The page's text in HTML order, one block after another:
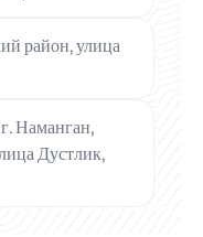
район, улица
Наманган,
Дустлик,